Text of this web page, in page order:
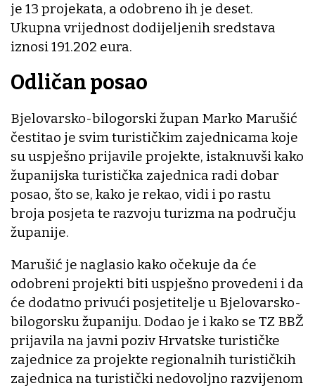
je 13 projekata, a odobreno ih je deset.
Ukupna vrijednost dodijeljenih sredstava
iznosi 191.202 eura.
Odličan posao
Bjelovarsko-bilogorski župan Marko Marušić
čestitao je svim turističkim zajednicama koje
su uspješno prijavile projekte, istaknuvši kako
županijska turistička zajednica radi dobar
posao, što se, kako je rekao, vidi i po rastu
broja posjeta te razvoju turizma na području
županije.
Marušić je naglasio kako očekuje da će
odobreni projekti biti uspješno provedeni i da
će dodatno privući posjetitelje u Bjelovarsko-
bilogorsku županiju. Dodao je i kako se TZ BBŽ
prijavila na javni poziv Hrvatske turističke
zajednice za projekte regionalnih turističkih
zajednica na turistički nedovoljno razvijenom